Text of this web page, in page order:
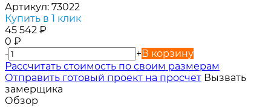
Артикул: 73022
Купить в 1 клик
45 542 ₽
0 ₽
-
+В корзину
Расcчитать стоимость по своим размерам
Отправить готовый проект на просчет Вызвать
замерщика
Обзор